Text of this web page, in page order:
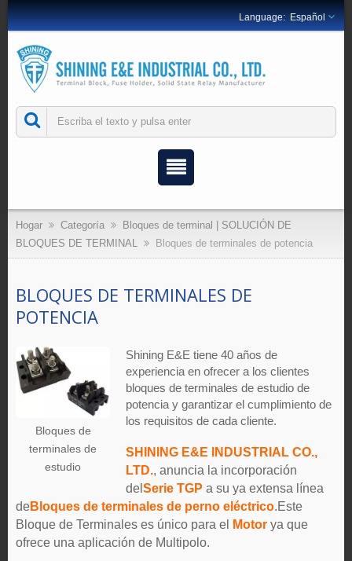
Español
Hogar Categoría
Bloques de terminal | SOLUCIÓN DE
BLOQUES DE TERMINAL
Bloques de terminales de potencia
BLOQUES DE TERMINALES DE
POTENCIA
Bloques de
terminales de
estudio
Shining E&E tiene 40 años de
experiencia en ofrecer a los clientes
bloques de terminales de estudio de
potencia y garantizar el cumplimiento de
los requisitos de cada cliente.
SHINING E&E INDUSTRIAL CO.,
LTD., anuncia la incorporación
del Serie TGP a su ya extensa línea
deBloques de terminales de perno eléctrico.Este
Bloque de Terminales es único para el
Motor ya que
ofrece una aplicación de Multipolo.